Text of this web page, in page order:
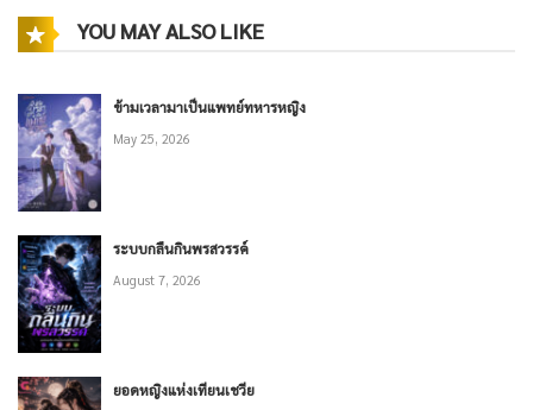
YOU MAY ALSO LIKE
ข้ามเวลามาเป็นแพทย์ทหารหญิง
May 25, 2026
ระบบกลืนกินพรสวรรค์
August 7, 2026
ยอดหญิงแห่งเทียนเชวีย